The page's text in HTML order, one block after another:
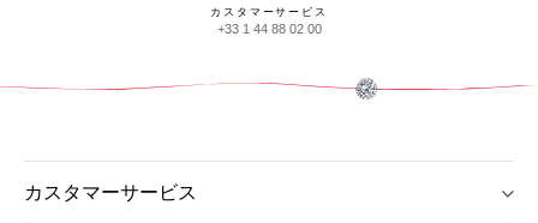
カスタマーサービス
+33 1 44 88 02 00
カスタマーサービス